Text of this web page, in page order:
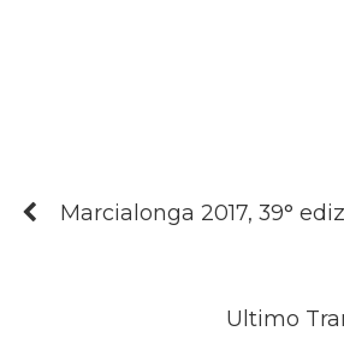
Marcialonga 2017, 39°
Ultimo